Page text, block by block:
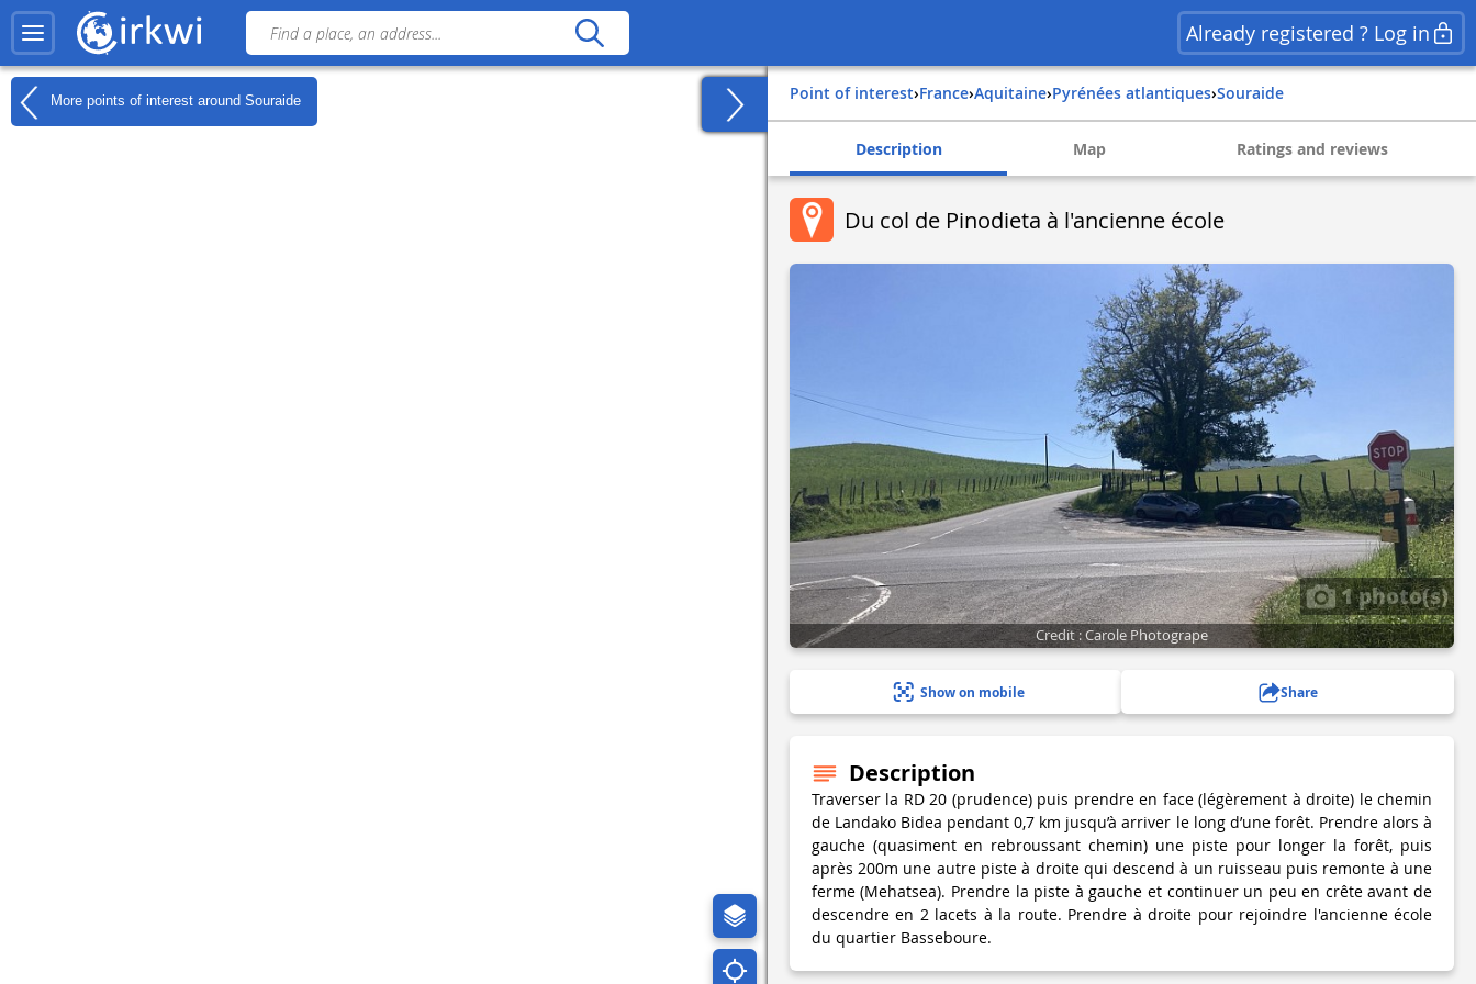
Already registered ? Log in
More points of interest around Souraide Point of interest› france› aquitaine› pyrénées atlantiques› souraide
Description Map Ratings and reviews
Du col de Pinodieta à l'ancienne école
1 photo(s)
Credit : Carole Photogrape
Show on mobile Share
Description
Traverser la RD 20 (prudence) puis prendre en face (légèrement à droite) le chemin
de Landako Bidea pendant 0,7 km jusqu’à arriver le long d’une forêt. Prendre alors à
gauche (quasiment en rebroussant chemin) une piste pour longer la forêt, puis
après 200m une autre piste à droite qui descend à un ruisseau puis remonte à une
ferme (Mehatsea). Prendre la piste à gauche et continuer un peu en crête avant de
descendre en 2 lacets à la route. Prendre à droite pour rejoindre l'ancienne école
du quartier Basseboure.